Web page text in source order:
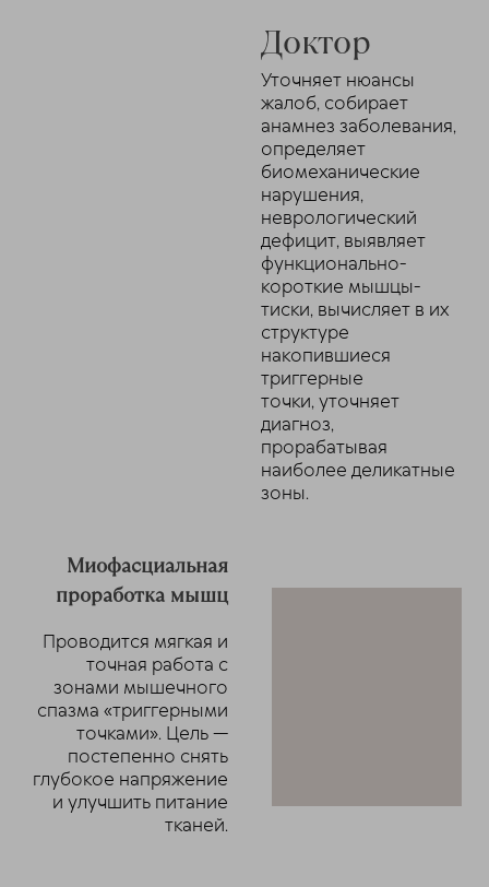
Доктор
Уточняет нюансы
жалоб, собирает
анамнез заболевания,
определяет
биомеханические
нарушения,
неврологический
дефицит, выявляет
функционально-
короткие мышцы-
тиски, вычисляет в их
структуре
накопившиеся
триггерные
точки, уточняет
диагноз,
прорабатывая
наиболее деликатные
зоны.
Миофасциальная
проработка мышц
Проводится мягкая и
точная работа с
зонами мышечного
спазма «триггерными
точками». Цель —
постепенно снять
глубокое напряжение
и улучшить питание
тканей.